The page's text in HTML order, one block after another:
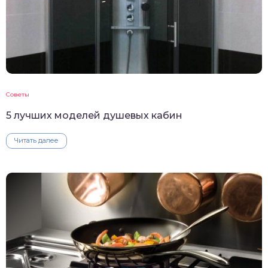
Советы
5 лучших моделей душевых кабин
Читать далее